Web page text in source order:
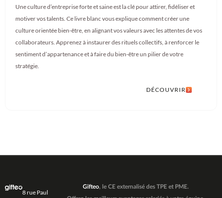
Une culture d’entreprise forte et saine est la clé pour attirer, fidéliser et
motiver vos talents. Ce livre blanc vous explique comment créer une
culture orientée bien-être, en alignant vos valeurs avec les attentes de vos
collaborateurs. Apprenez à instaurer des rituels collectifs, à renforcer le
sentiment d’appartenance et à faire du bien-être un pilier de votre
stratégie.
DÉCOUVRIR
8 rue Paul
Gifteo, le CE externalisé des TPE et PME.